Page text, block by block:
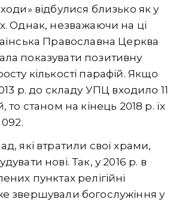
відбулися близько як у
Однак, незважаючи на ці
Православна Церква
показувати позитивну
кількості парафій. Якщо
р. до складу УПЦ входило 11
то станом на кінець 2018 р. їх
які втратили свої храми,
нові. Так, у 2016 р. в
пунктах релігійні
звершували богослужіння у